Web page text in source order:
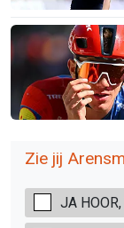
Zie jij
JA